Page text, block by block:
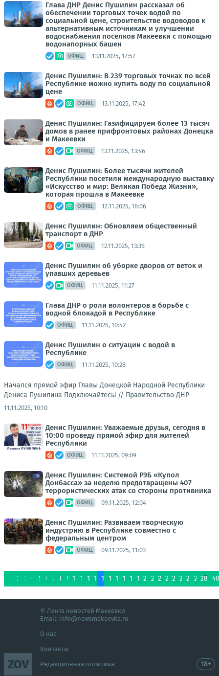
Глава ДНР Денис Пушилин рассказал об
обеспечении торговых точек водой по
социальной цене, строительстве водоводов к
альтернативным источникам и улучшении
водоснабжения поселков Макеевки с помощью
водонапорных башен
ОФИЦ. 13.11.2025, 17:57
Денис Пушилин: В 239 торговых точках по всей
Республике можно купить воду по социальной
цене
ОФИЦ. 13.11.2025, 17:42
Денис Пушилин: Газифицируем более 13 тысяч
домов в ранее прифронтовых районах Донецка
и Макеевки
ОФИЦ. 13.11.2025, 13:46
Денис Пушилин: Более тысячи жителей
Республики посетили международную выставку
«Искусство и мир: Великая Победа Жизни»,
которая прошла в Макеевке
ОФИЦ. 12.11.2025, 16:06
Денис Пушилин: Обновляем общественный
транспорт в ДНР
ОФИЦ. 12.11.2025, 13:36
Денис Пушилин об уборке дворов от веток и
упавших деревьев
ОФИЦ. 11.11.2025, 11:27
Глава ДНР о роли волонтеров в борьбе с
водной блокадой в Республике
ОФИЦ. 11.11.2025, 10:42
Денис Пушилин о ситуации с водой в
Республике
ОФИЦ. 11.11.2025, 10:28
Начался прямой эфир Главы Донецкой Народной Республики
Дениса Пушилина Подключайтесь! // Правительство ДНР
11.11.2025, 10:10
Денис Пушилин: Уважаемые друзья, сегодня в
10:00 проведу прямой эфир для жителей
Республики
ОФИЦ. 11.11.2025, 09:09
Денис Пушилин: Системой РЭБ «Купол
Донбасса» за неделю предотвращены 407
террористических атак со стороны противника
ОФИЦ. 09.11.2025, 12:04
Денис Пушилин: Развиваем творческую
индустрию в Республике совместно с
федеральным центром
ОФИЦ. 09.11.2025, 11:03
1 2 3 4 5 6 7 8 9 10 11 12 13 14 15 16 17 18 19 20 21 22 23 24 25 26 27 28
...
40
ZOV
© Лента новостей Макеевки
Email: info@newsmakeevka.ru
О нас
Контакты
Редакционная политика 18+